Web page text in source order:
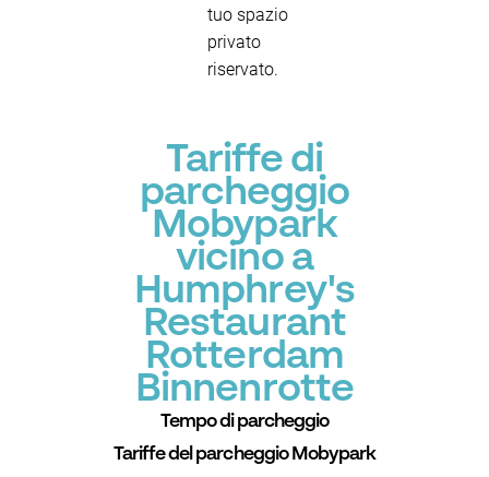
tuo spazio
privato
riservato.
Tariffe di
parcheggio
Mobypark
vicino a
Humphrey's
Restaurant
Rotterdam
Binnenrotte
Tempo di parcheggio
Tariffe del parcheggio Mobypark